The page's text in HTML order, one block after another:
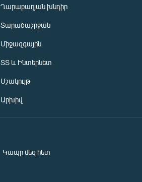
Ղարաբաղյան խնդիր
Տարածաշրջան
Միջազգային
ՏՏ և Ինտերնետ
Մշակույթ
Արխիվ
Կապը մեզ հետ